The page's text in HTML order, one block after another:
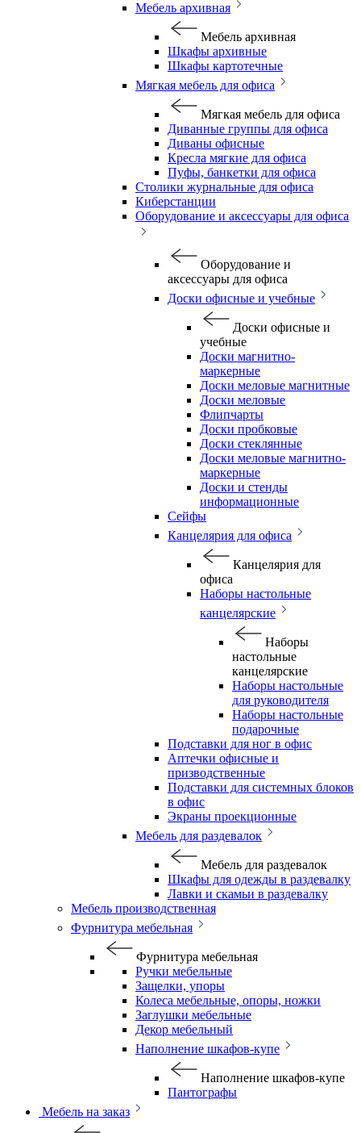
Мебель архивная
Мебель архивная
Шкафы архивные
Шкафы картотечные
Мягкая мебель для офиса
Мягкая мебель для офиса
Диванные группы для офиса
Диваны офисные
Кресла мягкие для офиса
Пуфы, банкетки для офиса
Столики журнальные для офиса
Киберстанции
Оборудование и аксессуары для офиса
Оборудование и
аксессуары для офиса
Доски офисные и учебные
Доски офисные и
учебные
Доски магнитно-
маркерные
Доски меловые магнитные
Доски меловые
Флипчарты
Доски пробковые
Доски стеклянные
Доски меловые магнитно-
маркерные
Доски и стенды
информационные
Сейфы
Канцелярия для офиса
Канцелярия для
офиса
Наборы настольные
канцелярские
Наборы
настольные
канцелярские
Наборы настольные
для руководителя
Наборы настольные
подарочные
Подставки для ног в офис
Аптечки офисные и
призводственные
Подставки для системных блоков
в офис
Экраны проекционные
Мебель для раздевалок
Мебель для раздевалок
Шкафы для одежды в раздевалку
Лавки и скамьи в раздевалку
Мебель производственная
Фурнитура мебельная
Фурнитура мебельная
Ручки мебельные
Защелки, упоры
Колеса мебельные, опоры, ножки
Заглушки мебельные
Декор мебельный
Наполнение шкафов-купе
Наполнение шкафов-купе
Пантографы
Мебель на заказ